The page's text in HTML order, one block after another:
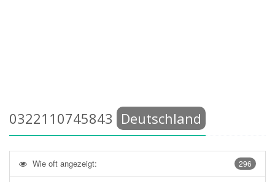
0322110745843 Deutschland
296
Wie oft angezeigt: